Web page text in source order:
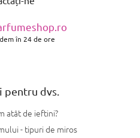
în 24 de ore
dvs.
atât de ieftini?
- tipuri de miros